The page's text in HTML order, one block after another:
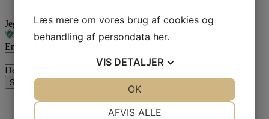
Jeg er ikke en robot
Email
Dette felt er til validering og bør ikke ændres.
Send din besked
Læs mere om vores brug af cookies og
behandling af persondata her.
VIS DETALJER
AFVIS ALLE
OK